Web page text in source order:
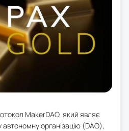
MakerDAO, який являє
організацію (DAO),